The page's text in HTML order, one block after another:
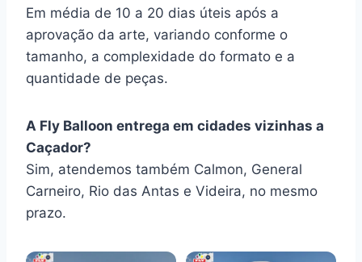
Em média de 10 a 20 dias úteis após a
aprovação da arte, variando conforme o
tamanho, a complexidade do formato e a
quantidade de peças.
A Fly Balloon entrega em cidades vizinhas a
Caçador?
Sim, atendemos também Calmon, General
Carneiro, Rio das Antas e Videira, no mesmo
prazo.